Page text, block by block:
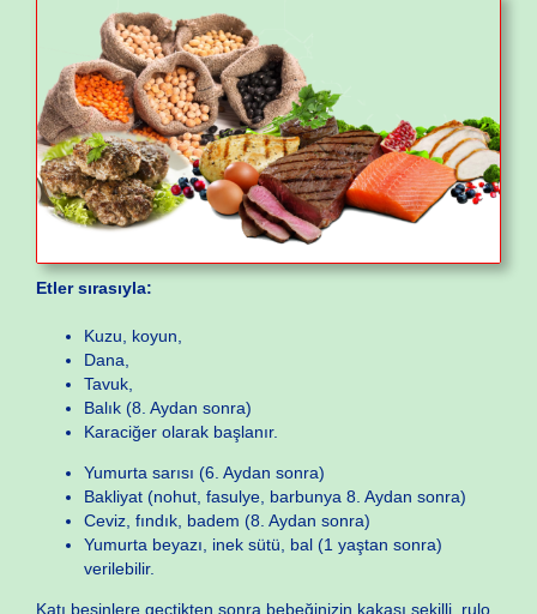
Etler sırasıyla:
Kuzu, koyun,
Dana,
Tavuk,
Balık (8. Aydan sonra)
Karaciğer olarak başlanır.
Yumurta sarısı (6. Aydan sonra)
Bakliyat (nohut, fasulye, barbunya 8. Aydan sonra)
Ceviz, fındık, badem (8. Aydan sonra)
Yumurta beyazı, inek sütü, bal (1 yaştan sonra)
verilebilir.
Katı besinlere geçtikten sonra bebeğinizin kakası şekilli, rulo